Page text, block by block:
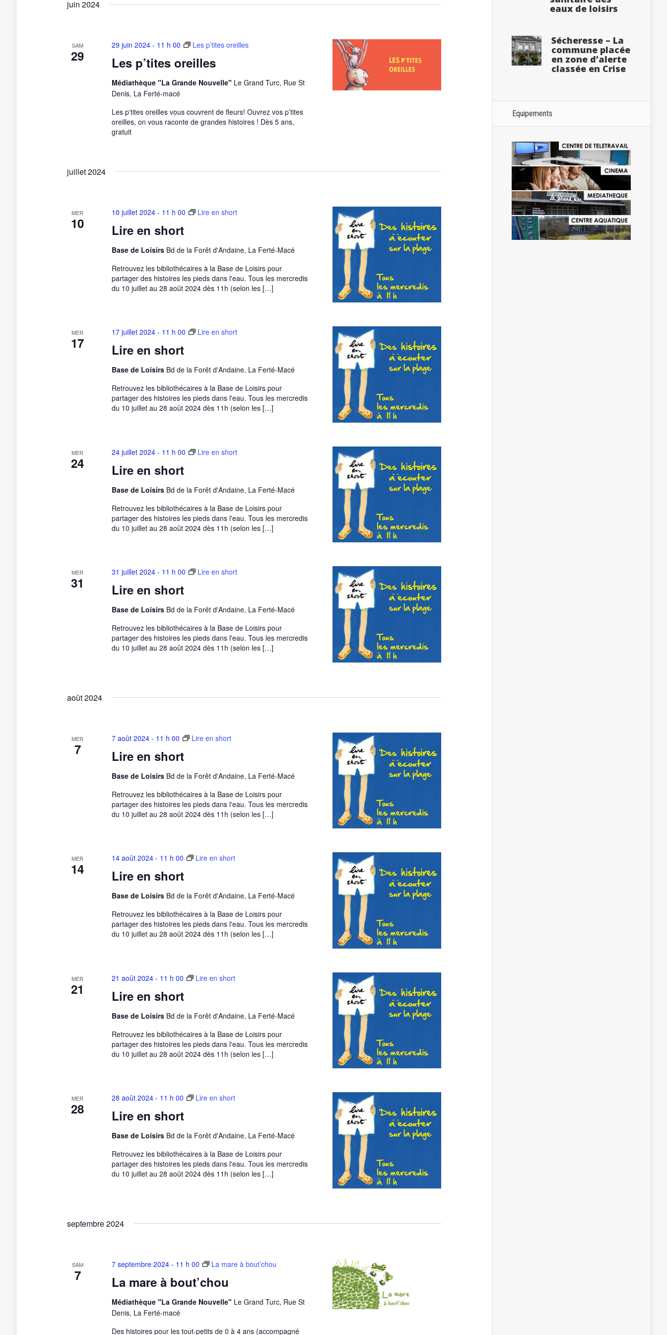
juin 2024
SAM
29 Les p’tites oreilles
29 juin 2024 - 11 h 00 Les p’tites oreilles
Médiathèque "La Grande Nouvelle" Le Grand Turc, Rue St
Denis, La Ferté-macé
Les p'tites oreilles vous couvrent de fleurs! Ouvrez vos p’tites
oreilles, on vous raconte de grandes histoires ! Dès 5 ans,
gratuit
juillet 2024
MER
10 Lire en short
10 juillet 2024 - 11 h 00 Lire en short
Base de Loisirs Bd de la Forêt d'Andaine, La Ferté-Macé
Retrouvez les bibliothécaires à la Base de Loisirs pour
partager des histoires les pieds dans l'eau. Tous les mercredis
du 10 juillet au 28 août 2024 dès 11h (selon les […]
MER
17 Lire en short
17 juillet 2024 - 11 h 00 Lire en short
Base de Loisirs Bd de la Forêt d'Andaine, La Ferté-Macé
Retrouvez les bibliothécaires à la Base de Loisirs pour
partager des histoires les pieds dans l'eau. Tous les mercredis
du 10 juillet au 28 août 2024 dès 11h (selon les […]
MER
24 Lire en short
24 juillet 2024 - 11 h 00 Lire en short
Base de Loisirs Bd de la Forêt d'Andaine, La Ferté-Macé
Retrouvez les bibliothécaires à la Base de Loisirs pour
partager des histoires les pieds dans l'eau. Tous les mercredis
du 10 juillet au 28 août 2024 dès 11h (selon les […]
MER
31 Lire en short
31 juillet 2024 - 11 h 00 Lire en short
Base de Loisirs Bd de la Forêt d'Andaine, La Ferté-Macé
Retrouvez les bibliothécaires à la Base de Loisirs pour
partager des histoires les pieds dans l'eau. Tous les mercredis
du 10 juillet au 28 août 2024 dès 11h (selon les […]
août 2024
MER
7 Lire en short
7 août 2024 - 11 h 00 Lire en short
Base de Loisirs Bd de la Forêt d'Andaine, La Ferté-Macé
Retrouvez les bibliothécaires à la Base de Loisirs pour
partager des histoires les pieds dans l'eau. Tous les mercredis
du 10 juillet au 28 août 2024 dès 11h (selon les […]
MER
14 Lire en short
14 août 2024 - 11 h 00 Lire en short
Base de Loisirs Bd de la Forêt d'Andaine, La Ferté-Macé
Retrouvez les bibliothécaires à la Base de Loisirs pour
partager des histoires les pieds dans l'eau. Tous les mercredis
du 10 juillet au 28 août 2024 dès 11h (selon les […]
MER
21 Lire en short
21 août 2024 - 11 h 00 Lire en short
Base de Loisirs Bd de la Forêt d'Andaine, La Ferté-Macé
Retrouvez les bibliothécaires à la Base de Loisirs pour
partager des histoires les pieds dans l'eau. Tous les mercredis
du 10 juillet au 28 août 2024 dès 11h (selon les […]
MER
28 Lire en short
28 août 2024 - 11 h 00 Lire en short
Base de Loisirs Bd de la Forêt d'Andaine, La Ferté-Macé
Retrouvez les bibliothécaires à la Base de Loisirs pour
partager des histoires les pieds dans l'eau. Tous les mercredis
du 10 juillet au 28 août 2024 dès 11h (selon les […]
septembre 2024
SAM
7 La mare à bout’chou
7 septembre 2024 - 11 h 00 La mare à bout’chou
Médiathèque "La Grande Nouvelle" Le Grand Turc, Rue St
Denis, La Ferté-macé
Des histoires pour les tout-petits de 0 à 4 ans (accompagné
eaux de loisirs
Sécheresse – La
commune placée
en zone d’alerte
classée en Crise
Equipements